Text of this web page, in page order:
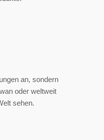
an, sondern
oder weltweit
sehen.